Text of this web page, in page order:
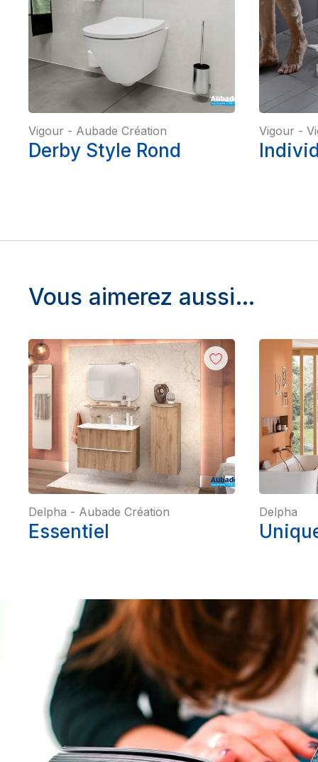
Vigour - Aubade Création
Derby Style Rond
Vigour -
Vous aimerez aussi…
Delpha - Aubade Création
Essentiel
Delpha